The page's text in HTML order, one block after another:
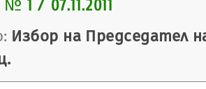
№ 1 / 07.11.2011
Избор на Председател